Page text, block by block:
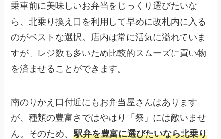
乗車前に美味しいお弁当をじっくり選びたいな
ら、北乗り換え口を利用して早めに改札内に入る
のがベストな選択。店内は常に活気に溢れていま
すが、レジ数も多いため比較的スムーズに買い物
を済ませることができます。
南のりかえ口付近にもお弁当屋さんはあります
が、種類の豊富さではやはり「祭」には敵いませ
ん。そのため、駅弁を豊富に選びたいなら北乗り